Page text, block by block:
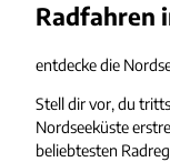
Radfahren
entdecke die
Stell dir vor, du
Nordseeküste
beliebtesten